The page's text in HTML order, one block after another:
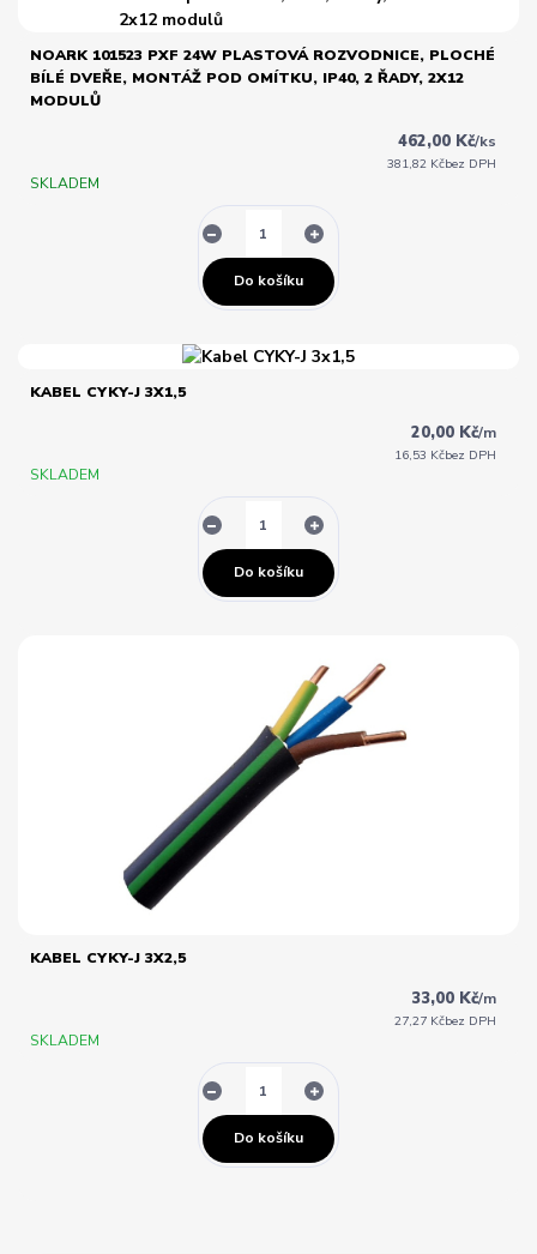
NOARK 101523 PXF 24W PLASTOVÁ ROZVODNICE, PLOCHÉ
BÍLÉ DVEŘE, MONTÁŽ POD OMÍTKU, IP40, 2 ŘADY, 2X12
MODULŮ
462,00 Kč/ks
381,82 Kčbez DPH
SKLADEM
Do košíku
KABEL CYKY-J 3X1,5
20,00 Kč/m
16,53 Kčbez DPH
SKLADEM
Do košíku
KABEL CYKY-J 3X2,5
33,00 Kč/m
27,27 Kčbez DPH
SKLADEM
Do košíku